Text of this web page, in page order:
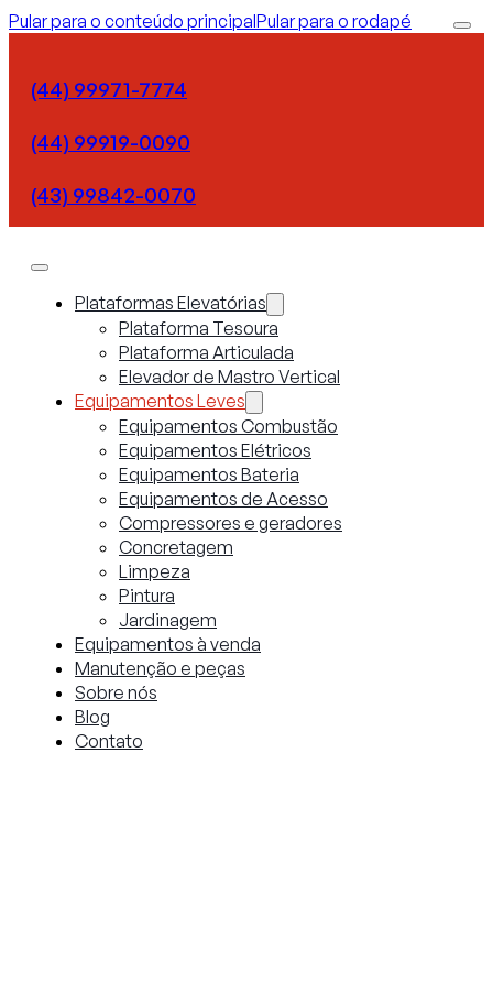
Pular para o conteúdo principalPular para o rodapé
(44) 99971-7774
(44) 99919-0090
(43) 99842-0070
Plataformas Elevatórias
Plataforma Tesoura
Plataforma Articulada
Elevador de Mastro Vertical
Equipamentos Leves
Equipamentos Combustão
Equipamentos Elétricos
Equipamentos Bateria
Equipamentos de Acesso
Compressores e geradores
Concretagem
Limpeza
Pintura
Jardinagem
Equipamentos à venda
Manutenção e peças
Sobre nós
Blog
Contato